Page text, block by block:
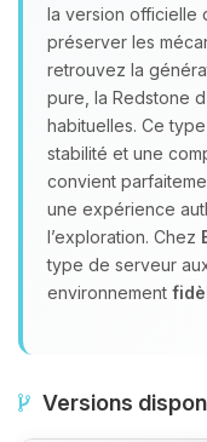
la version officielle
préserver les
retrouvez la
pure, la Redstone
habituelles. Ce
stabilité et une
convient
une expérience
l’exploration. Chez
type de serveur
environnement
Versions
Youpi,
parler !
tu as
petits
06/08/